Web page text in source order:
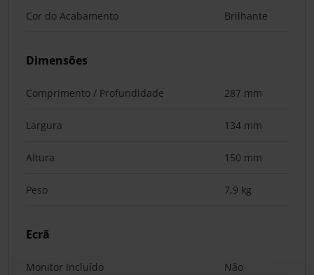
Cor do Acabamento Brilhante
Dimensões
Comprimento / Profundidade 287 mm
Largura 134 mm
Altura 150 mm
Peso 7,9 kg
Ecrã
Monitor Incluído Não